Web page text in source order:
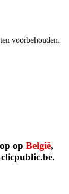
voorbehouden.
op België,